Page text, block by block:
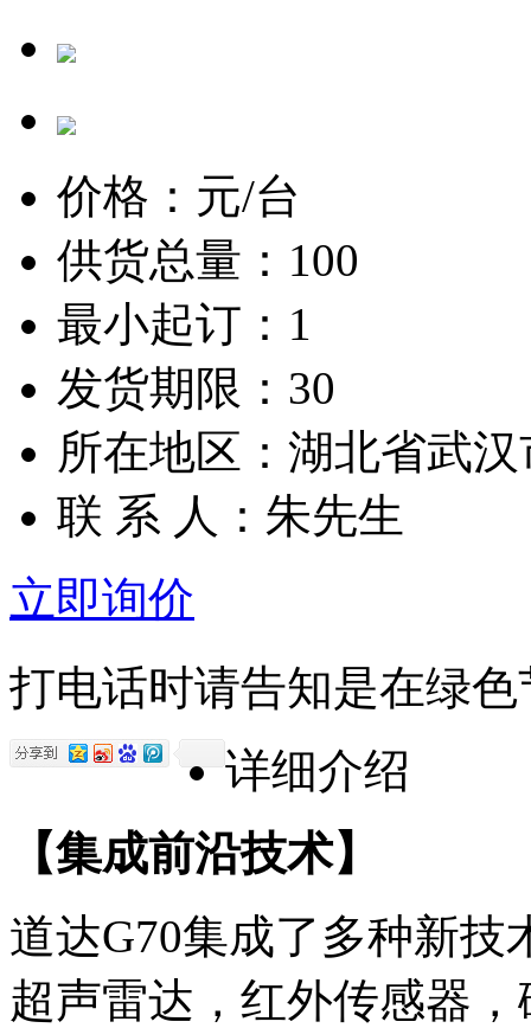
价格： 元/台
供货总量：100
最小起订：1
发货期限：30
所在地区：湖北省武汉
联 系 人：朱先生
立即询价
打电话时请告知是在绿
详细介绍
【集成前沿技术】
道达G70集成了多种新
超声雷达，红外传感器